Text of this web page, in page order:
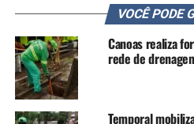
o lado oeste da cidade.
Essas bombas ficarão à
dias, a contar da chegada de
PREFEITURA
VOCÊ PODE
Canoas realiza
rede de
Temporal